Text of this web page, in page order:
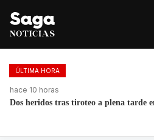
ÚLTIMA HORA
hace 14 horas
Exintegrante de la GN denuncia